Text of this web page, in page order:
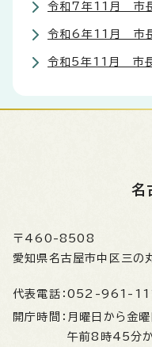
令和7年11月 市
令和6年11月 市長
令和5年11月 市
名
〒460-8508
愛知県名古屋市中区三の
代表電話： 052-961-
開庁時間： 月曜日から金
午前8時45分